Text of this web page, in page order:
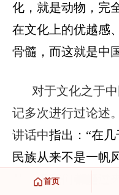
化，就是动物，完
在文化上的优越感
骨髓，而这就是中
对于文化之于
记多次进行过论述
讲话中指出：“在几
民族从来不是一帆
苦，但我们都挺过
首页